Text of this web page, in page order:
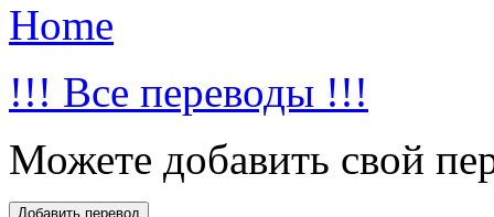
Home
!!! Все переводы !!!
Можете добавить свой